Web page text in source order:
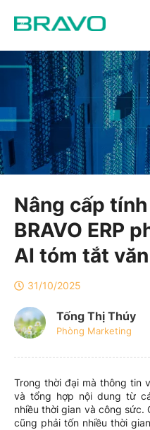
Nâng cấp
BRAVO ERP
AI tóm tắt
31/10/2025
Tống Thị Thúy
Phòng Marketing
Trong thời đại mà thông tin
và tổng hợp nội dung từ
nhiều thời gian và công sức.
cũng phải tốn nhiều thời